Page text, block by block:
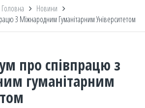
Головна
Новини
З Міжнародним Гуманітарним Університетом
про співпрацю з
гуманітарним